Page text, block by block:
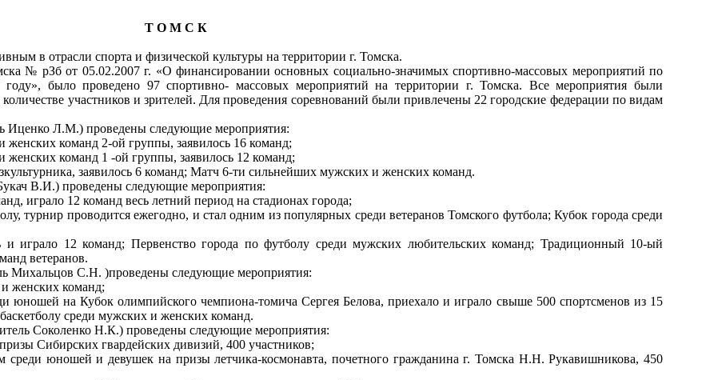
Т О М С К
в отрасли спорта и физической культуры на территории г. Томска.
№ рЗб от 05.02.2007 г. «О финансировании основных социально-значимых спортивно-массовых мероприятий по
было проведено 97 спортивно- массовых мероприятий на территории г. Томска. Все мероприятия были
участников и зрителей. Для проведения соревнований были привлечены 22 городские федерации по видам
Иценко Л.М.) проведены следующие мероприятия:
команд 2-ой группы, заявилось 16 команд;
команд 1 -ой группы, заявилось 12 команд;
заявилось 6 команд; Матч 6-ти сильнейших мужских и женских команд.
В.И.) проведены следующие мероприятия:
играло 12 команд весь летний период на стадионах города;
турнир проводится ежегодно, и стал одним из популярных среди ветеранов Томского футбола; Кубок города среди
и играло 12 команд; Первенство города по футболу среди мужских любительских команд; Традиционный 10-ый
ветеранов.
Михальцов С.Н. )проведены следующие мероприятия:
женских команд;
юношей на Кубок олимпийского чемпиона-томича Сергея Белова, приехало и играло свыше 500 спортсменов из 15
среди мужских и женских команд.
Соколенко Н.К.) проведены следующие мероприятия:
Сибирских гвардейских дивизий, 400 участников;
юношей и девушек на призы летчика-космонавта, почетного гражданина г. Томска Н.Н. Рукавишникова, 450